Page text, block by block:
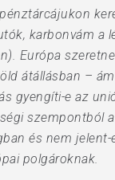
karbonvám a
Európa
átállásban –
gyengíti-e az
szempontból a
és nem
polgároknak.